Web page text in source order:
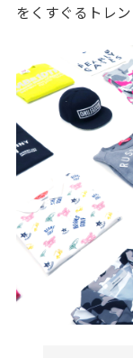
をくすぐるトレ